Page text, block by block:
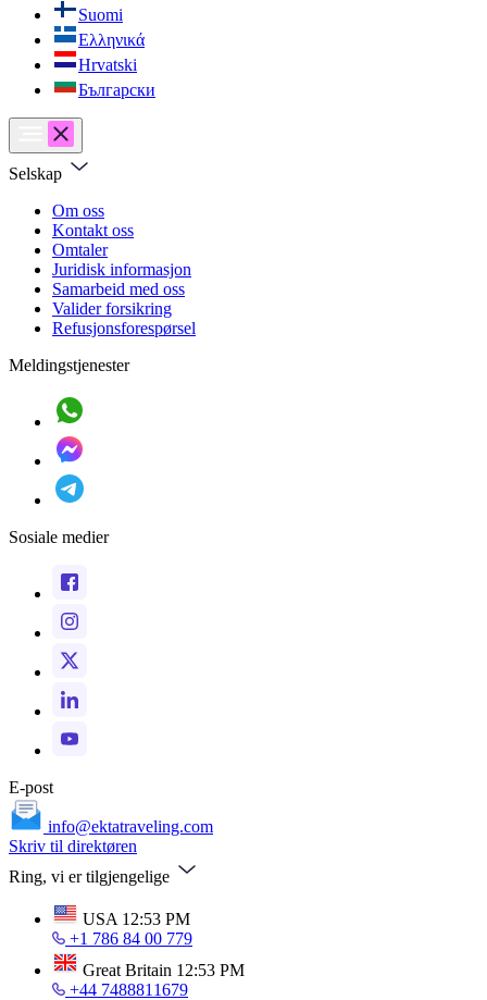
Suomi
Ελληνικά
Hrvatski
Български
Selskap
Om oss
Kontakt oss
Omtaler
Juridisk informasjon
Samarbeid med oss
Valider forsikring
Refusjonsforespørsel
Meldingstjenester
Sosiale medier
E-post
info@ektatraveling.com
Skriv til direktøren
Ring, vi er tilgjengelige
USA 12:53 PM
+1 786 84 00 779
Great Britain 12:53 PM
+44 7488811679